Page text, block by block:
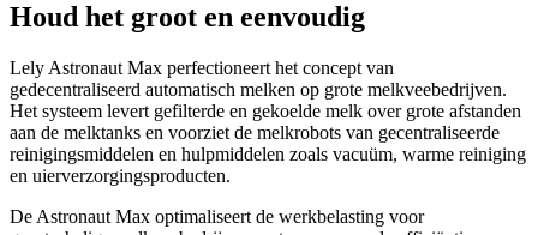
Houd het groot en eenvoudig
Lely Astronaut Max perfectioneert het concept van
gedecentraliseerd automatisch melken op grote melkveebedrijven.
Het systeem levert gefilterde en gekoelde melk over grote afstanden
aan de melktanks en voorziet de melkrobots van gecentraliseerde
reinigingsmiddelen en hulpmiddelen zoals vacuüm, warme reiniging
en uierverzorgingsproducten.
De Astronaut Max optimaliseert de werkbelasting voor